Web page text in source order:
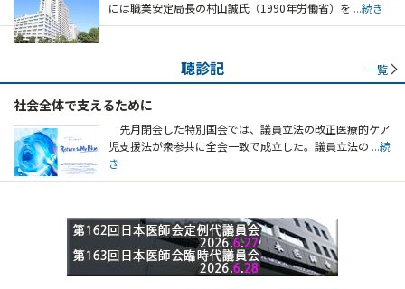
には職業安定局長の村山誠氏（1990年労働省）を ...続き
聴診記 一覧
社会全体で支えるために
先月閉会した特別国会では、議員立法の改正医療的ケア
児支援法が衆参共に全会一致で成立した。議員立法の ...続
き